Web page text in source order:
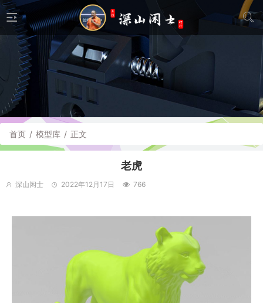
首页 / 模型库 / 正文
老虎
深山闲士 2022年12月17日 766